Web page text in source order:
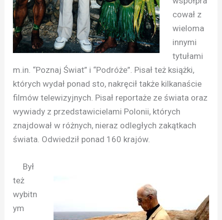
cował z
wieloma
innymi
tytułami
m.in. “Poznaj Świat” i “Podróże”. Pisał też książki,
których wydał ponad sto, nakręcił także kilkanaście
filmów telewizyjnych. Pisał reportaże ze świata oraz
wywiady z przedstawicielami Polonii, których
znajdował w różnych, nieraz odległych zakątkach
świata. Odwiedził ponad 160 krajów.
Był
też
wybitn
ym